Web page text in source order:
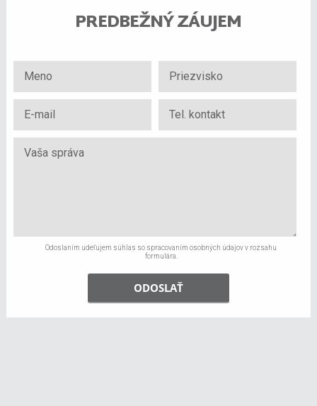
PREDBEŽNÝ ZÁUJEM
Odoslaním udeľujem súhlas so spracovaním osobných údajov v rozsahu
formulára.
ODOSLAŤ